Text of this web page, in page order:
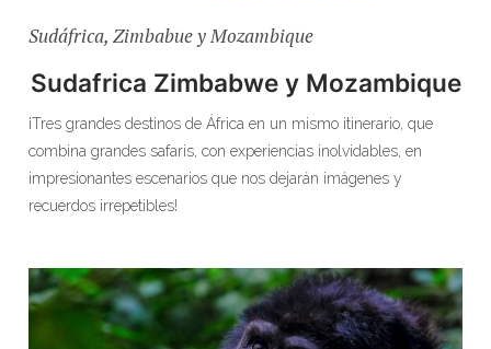
Sudáfrica, Zimbabue y Mozambique
Sudafrica Zimbabwe y Mozambique
¡Tres grandes destinos de África en un mismo itinerario, que
combina grandes safaris, con experiencias inolvidables, en
impresionantes escenarios que nos dejarán imágenes y
recuerdos irrepetibles!